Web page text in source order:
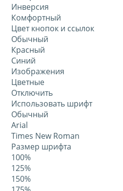
Инверсия
Комфортный
Цвет кнопок и ссылок
Обычный
Красный
Синий
Изображения
Цветные
Отключить
Использовать шрифт
Обычный
Arial
Times New Roman
Размер шрифта
100%
125%
150%